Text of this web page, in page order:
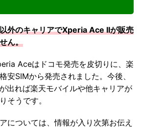
外のキャリアでXperia Ace IIが販売
ん。
Aceはドコモ発売を皮切りに、楽
安SIMから発売されました。今後、
出れば楽天モバイルや他キャリアが
そうです。
については、情報が入り次第お伝え